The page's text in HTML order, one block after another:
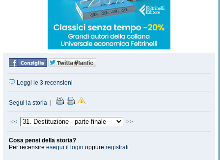
Leggi le 3 recensioni
Segui la storia
<< >>
Cosa pensi della storia?
Per recensire esegui il login oppure registrati.